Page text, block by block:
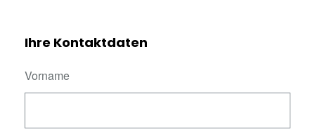
Ihre Kontaktdaten
Vorname